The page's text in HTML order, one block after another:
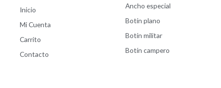
Inicio
Mi Cuenta
Carrito
Contacto
Ancho especial
Botín plano
Botín militar
Botín campero